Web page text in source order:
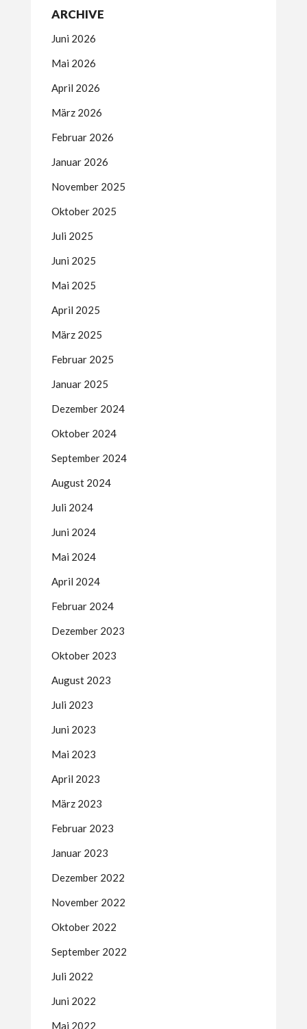
ARCHIVE
Juni 2026
Mai 2026
April 2026
März 2026
Februar 2026
Januar 2026
November 2025
Oktober 2025
Juli 2025
Juni 2025
Mai 2025
April 2025
März 2025
Februar 2025
Januar 2025
Dezember 2024
Oktober 2024
September 2024
August 2024
Juli 2024
Juni 2024
Mai 2024
April 2024
Februar 2024
Dezember 2023
Oktober 2023
August 2023
Juli 2023
Juni 2023
Mai 2023
April 2023
März 2023
Februar 2023
Januar 2023
Dezember 2022
November 2022
Oktober 2022
September 2022
Juli 2022
Juni 2022
Mai 2022